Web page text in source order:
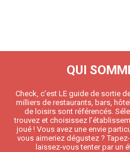
QUI
Check, c’est LE guide de sortie
milliers de restaurants, bars,
de loisirs sont référencés.
trouvez et choisissez
joué ! Vous avez une envie
vous aimeriez dégustez ?
laissez-vous tenter par un